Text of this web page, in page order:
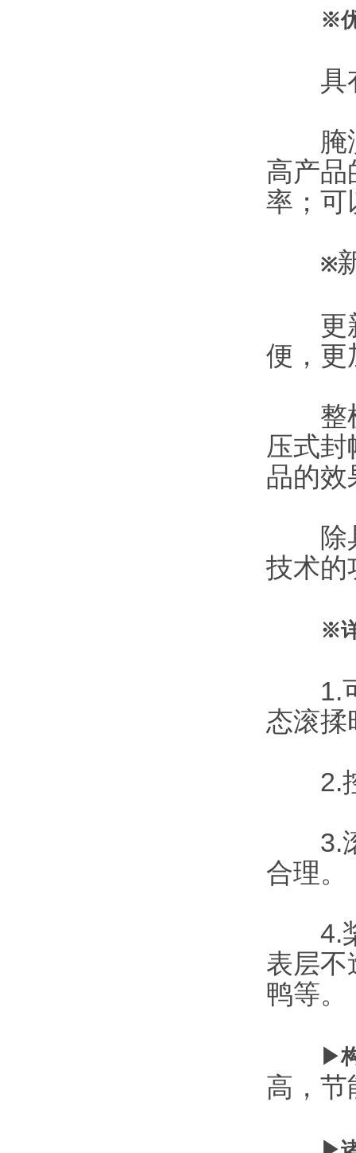
※
具有
腌渍
高产品
率；可
※
更新
便，更
整机
压式
品的效
除具
技术的
※
1.可
态滚揉
2.控
3.滚
合理。
4.桨
表层不
鸭等。
▶
高，节